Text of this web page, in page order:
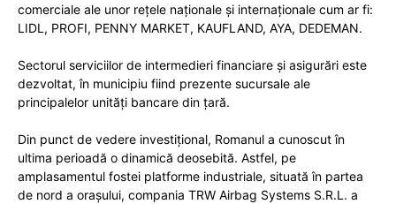
comerciale ale unor reţele naționale și internaţionale cum ar fi:
LIDL, PROFI, PENNY MARKET, KAUFLAND, AYA, DEDEMAN.
Sectorul serviciilor de intermedieri financiare şi asigurări este
dezvoltat, în municipiu fiind prezente sucursale ale
principalelor unităţi bancare din ţară.
Din punct de vedere investițional, Romanul a cunoscut în
ultima perioadă o dinamică deosebită. Astfel, pe
amplasamentul fostei platforme industriale, situată în partea
de nord a orașului, compania TRW Airbag Systems S.R.L. a